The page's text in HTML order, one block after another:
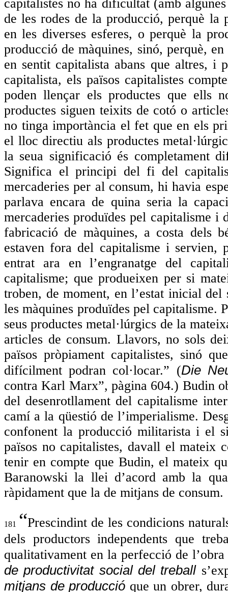
capitalistes no ha dificultat (amb
de les rodes de la producció, perquè la
en les diverses esferes, o perquè la
producció de màquines, sinó, perquè,
en sentit capitalista abans que altres, i
capitalista, els països capitalistes
poden llençar els productes que ells
productes siguen teixits de cotó o
no tinga importància el fet que en els
el lloc directiu als productes
la seua significació és completament
Significa el principi del fi del
mercaderies per al consum, hi havia
parlava encara de quina seria la
mercaderies produïdes pel capitalisme i
fabricació de màquines, a costa dels
estaven fora del capitalisme i servien,
entrat ara en l’engranatge del
capitalisme; que produeixen per si
troben, de moment, en l’estat inicial del
les màquines produïdes pel capitalisme.
seus productes metal·lúrgics de la
articles de consum. Llavors, no sols
països pròpiament capitalistes, sinó
difícilment podran col·locar.” (Die
contra Karl Marx”, pàgina 604.) Budin
del desenrotllament del capitalisme
camí a la qüestió de l’imperialisme.
confonent la producció militarista i el
països no capitalistes, davall el mateix
tenir en compte que Budin, el mateix
Baranowski la llei d’acord amb la
ràpidament que la de mitjans de consum.
181 “Prescindint de les condicions
dels productors independents que
qualitativament en la perfecció de
de productivitat social del treball
mitjans de producció que un obrer,